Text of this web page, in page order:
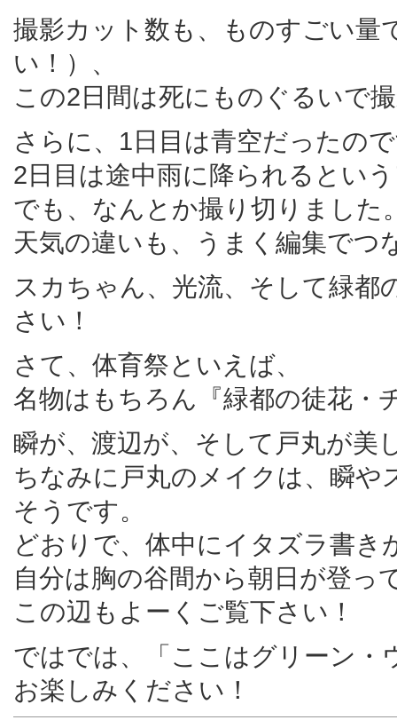
撮影カット数も、ものすごい量
い！）、
この2日間は死にものぐるいで
さらに、1日目は青空だったの
2日目は途中雨に降られるとい
でも、なんとか撮り切りました
天気の違いも、うまく編集でつ
スカちゃん、光流、そして緑都
さい！
さて、体育祭といえば、
名物はもちろん『緑都の徒花・
瞬が、渡辺が、そして戸丸が美
ちなみに戸丸のメイクは、瞬
そうです。
どおりで、体中にイタズラ書き
自分は胸の谷間から朝日が登っ
この辺もよーくご覧下さい！
ではでは、「ここはグリーン・
お楽しみください！